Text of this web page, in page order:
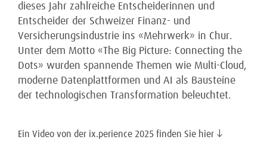
dieses Jahr zahlreiche Entscheiderinnen und
Entscheider der Schweizer Finanz- und
Versicherungsindustrie ins «Mehrwerk» in Chur.
Unter dem Motto «The Big Picture: Connecting the
Dots» wurden spannende Themen wie Multi-Cloud,
moderne Datenplattformen und AI als Bausteine
der technologischen Transformation beleuchtet.
Ein Video von der ix.perience 2025 finden Sie hier ↓